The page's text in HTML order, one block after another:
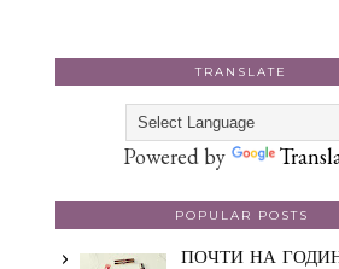
TRANSLATE
Powered by
POPULAR POSTS
ПОЧТИ НА